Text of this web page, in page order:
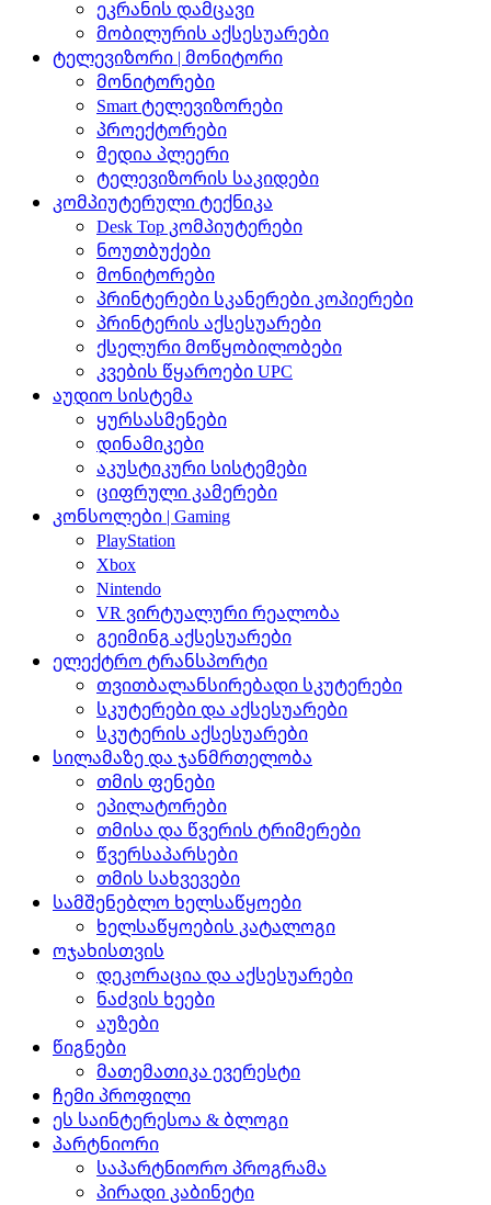
ეკრანის დამცავი
მობილურის აქსესუარები
ტელევიზორი | მონიტორი
მონიტორები
Smart ტელევიზორები
პროექტორები
მედია პლეერი
ტელევიზორის საკიდები
კომპიუტერული ტექნიკა
Desk Top კომპიუტერები
ნოუთბუქები
მონიტორები
პრინტერები სკანერები კოპიერები
პრინტერის აქსესუარები
ქსელური მოწყობილობები
კვების წყაროები UPC
აუდიო სისტემა
ყურსასმენები
დინამიკები
აკუსტიკური სისტემები
ციფრული კამერები
კონსოლები | Gaming
PlayStation
Xbox
Nintendo
VR ვირტუალური რეალობა
გეიმინგ აქსესუარები
ელექტრო ტრანსპორტი
თვითბალანსირებადი სკუტერები
სკუტერები და აქსესუარები
სკუტერის აქსესუარები
სილამაზე და ჯანმრთელობა
თმის ფენები
ეპილატორები
თმისა და წვერის ტრიმერები
წვერსაპარსები
თმის სახვევები
სამშენებლო ხელსაწყოები
ხელსაწყოების კატალოგი
ოჯახისთვის
დეკორაცია და აქსესუარები
ნაძვის ხეები
აუზები
წიგნები
მათემათიკა ევერესტი
ჩემი პროფილი
ეს საინტერესოა & ბლოგი
პარტნიორი
საპარტნიორო პროგრამა
პირადი კაბინეტი